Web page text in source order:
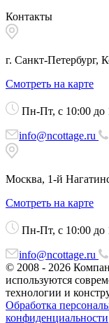
Контакты
г. Санкт-Петербург,
Смотреть на карте
Пн-Пт, с 10:00 до
info@ncottage.ru
Москва, 1-й
Смотреть на карте
Пн-Пт, с 10:00 до
info@ncottage.ru
© 2008 - 2026
используются
технологии и
Обработка
конфиденциальности